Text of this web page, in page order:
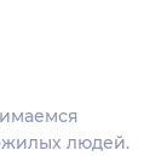
людей.